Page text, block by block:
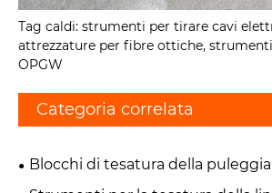
Tag caldi: strumenti per tirare cavi
attrezzature per fibre ottiche,
OPGW
Categoria correlata
Blocchi di tesatura della